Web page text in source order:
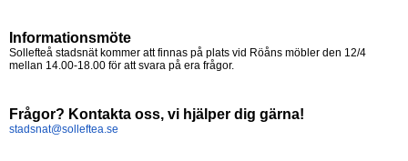
Informationsmöte
Sollefteå stadsnät kommer att finnas på plats vid Röåns möbler den 12/4
mellan 14.00-18.00 för att svara på era frågor.
Frågor? Kontakta oss, vi hjälper dig gärna!
stadsnat@solleftea.se